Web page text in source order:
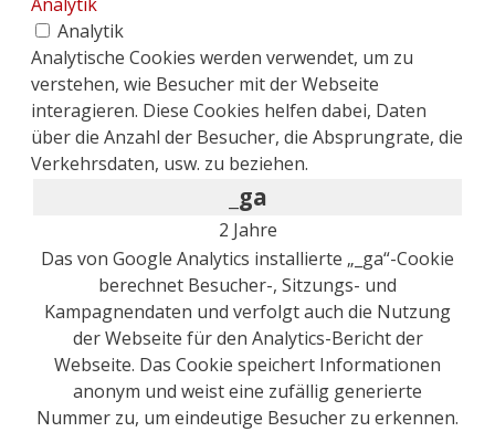
Analytik
Analytische Cookies werden verwendet, um zu
verstehen, wie Besucher mit der Webseite
interagieren. Diese Cookies helfen dabei, Daten
über die Anzahl der Besucher, die Absprungrate, die
Verkehrsdaten, usw. zu beziehen.
_ga
2 Jahre
Das von Google Analytics installierte „_ga“-Cookie
berechnet Besucher-, Sitzungs- und
Kampagnendaten und verfolgt auch die Nutzung
der Webseite für den Analytics-Bericht der
Webseite. Das Cookie speichert Informationen
anonym und weist eine zufällig generierte
Nummer zu, um eindeutige Besucher zu erkennen.